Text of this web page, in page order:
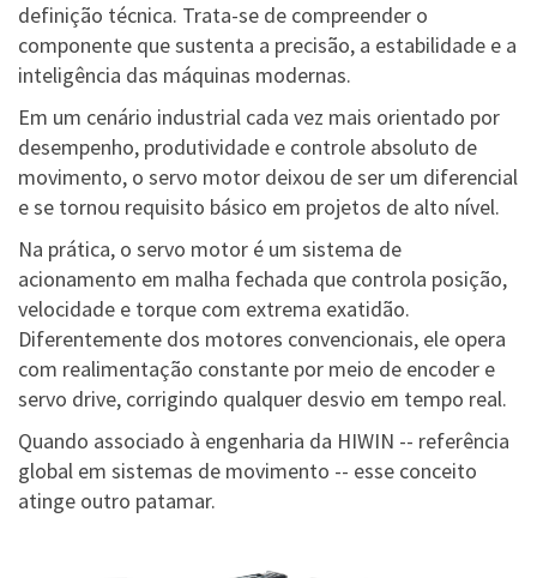
definição técnica. Trata-se de compreender o
componente que sustenta a precisão, a estabilidade e a
inteligência das máquinas modernas.
Em um cenário industrial cada vez mais orientado por
desempenho, produtividade e controle absoluto de
movimento, o servo motor deixou de ser um diferencial
e se tornou requisito básico em projetos de alto nível.
Na prática, o servo motor é um sistema de
acionamento em malha fechada que controla posição,
velocidade e torque com extrema exatidão.
Diferentemente dos motores convencionais, ele opera
com realimentação constante por meio de encoder e
servo drive, corrigindo qualquer desvio em tempo real.
Quando associado à engenharia da HIWIN -- referência
global em sistemas de movimento -- esse conceito
atinge outro patamar.